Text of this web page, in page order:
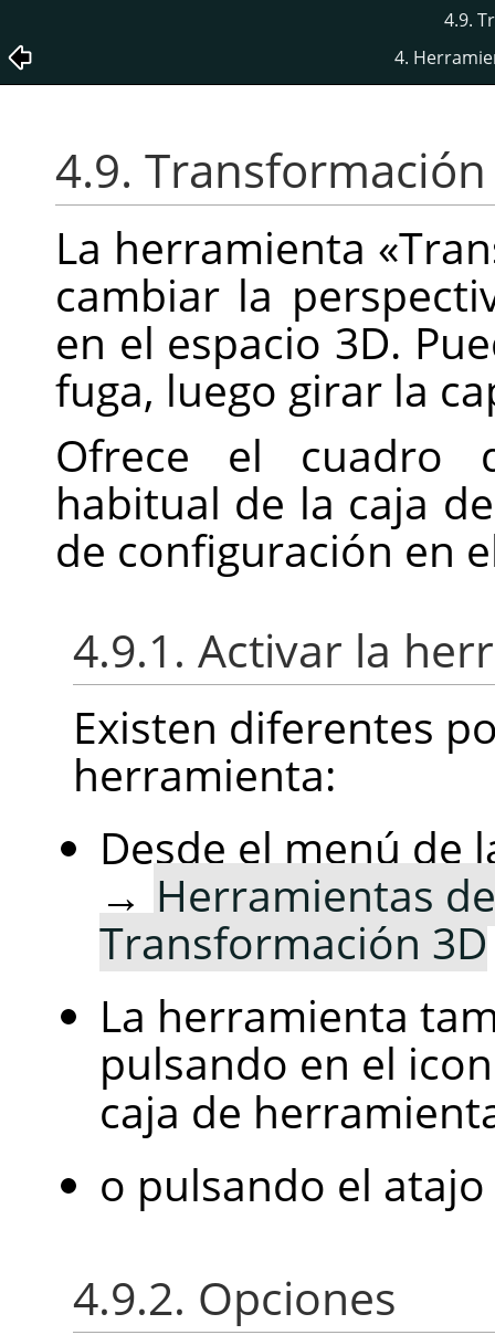
4.9.
4.
4.9.
La herramienta
cambiar la
en el espacio 3D.
fuga, luego girar la
Ofrece el cuadro
habitual de la caja
de configuración en
4.9.1. Activar la
Existen diferentes
herramienta:
Desde el menú de
→ Herramientas
Transformación 3D
La herramienta
pulsando en el
caja de
o pulsando el
4.9.2. Opciones